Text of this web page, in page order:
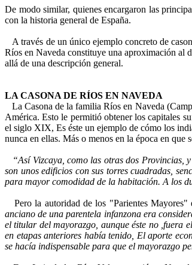
De modo similar, quienes encargaron las
con la historia general de España.
A través de un único ejemplo concreto de
Ríos en Naveda constituye una aproximación al
allá de una descripción general.
LA CASONA DE RÍOS EN NAVEDA
La Casona de la familia Ríos en Naveda
América. Esto le permitió obtener los capitales
el siglo XIX, Es éste un ejemplo de cómo los
nunca en ellas. Más o menos en la época en
“Así Vizcaya, como las otras dos Provincias,
son unos edificios con sus torres cuadradas,
para mayor comodidad de la habitación. A los
Pero la autoridad de los "Parientes Mayores"
anciano de una parentela infanzona era
el titular del mayorazgo, aunque éste no ,fuera
en etapas anteriores había tenido, El aporte
se hacía indispensable para que el mayorazgo